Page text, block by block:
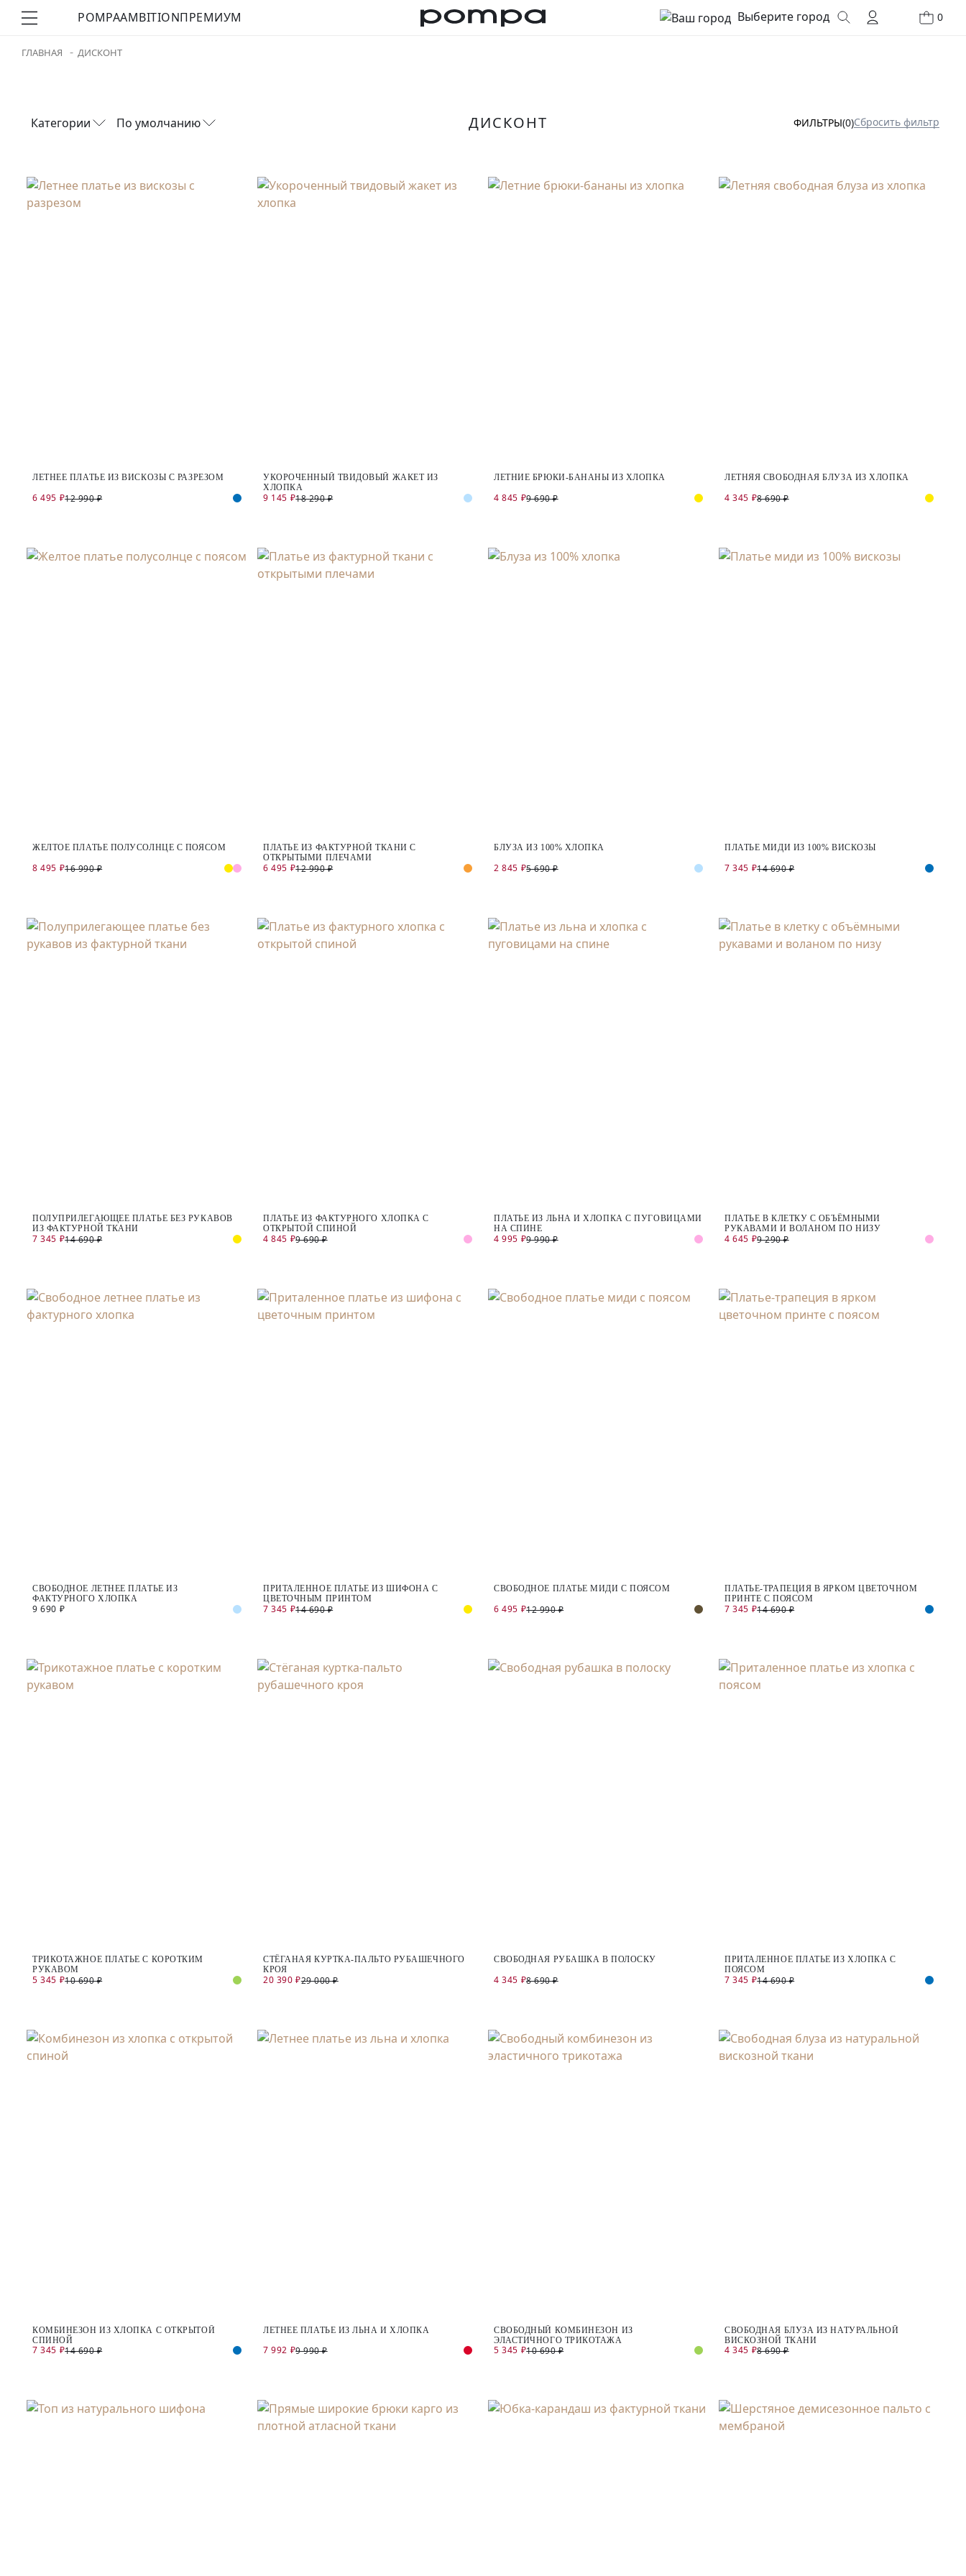
POMPAAMBITIONПРЕМИУМ Выберите город 0
ГЛАВНАЯ ДИСКОНТ
Категории По умолчанию ДИСКОНТ ФИЛЬТРЫ(0)Сбросить фильтр
ЛЕТНЕЕ ПЛАТЬЕ ИЗ ВИСКОЗЫ С РАЗРЕЗОМ
6 495 ₽12 990 ₽
УКОРОЧЕННЫЙ ТВИДОВЫЙ ЖАКЕТ ИЗ
ХЛОПКА
9 145 ₽18 290 ₽
ЛЕТНИЕ БРЮКИ-БАНАНЫ ИЗ ХЛОПКА
4 845 ₽9 690 ₽
ЛЕТНЯЯ СВОБОДНАЯ БЛУЗА ИЗ ХЛОПКА
4 345 ₽8 690 ₽
ЖЕЛТОЕ ПЛАТЬЕ ПОЛУСОЛНЦЕ С ПОЯСОМ
8 495 ₽16 990 ₽
ПЛАТЬЕ ИЗ ФАКТУРНОЙ ТКАНИ С
ОТКРЫТЫМИ ПЛЕЧАМИ
6 495 ₽12 990 ₽
БЛУЗА ИЗ 100% ХЛОПКА
2 845 ₽5 690 ₽
ПЛАТЬЕ МИДИ ИЗ 100% ВИСКОЗЫ
7 345 ₽14 690 ₽
ПОЛУПРИЛЕГАЮЩЕЕ ПЛАТЬЕ БЕЗ РУКАВОВ
ИЗ ФАКТУРНОЙ ТКАНИ
7 345 ₽14 690 ₽
ПЛАТЬЕ ИЗ ФАКТУРНОГО ХЛОПКА С
ОТКРЫТОЙ СПИНОЙ
4 845 ₽9 690 ₽
ПЛАТЬЕ ИЗ ЛЬНА И ХЛОПКА С ПУГОВИЦАМИ
НА СПИНЕ
4 995 ₽9 990 ₽
ПЛАТЬЕ В КЛЕТКУ С ОБЪЁМНЫМИ
РУКАВАМИ И ВОЛАНОМ ПО НИЗУ
4 645 ₽9 290 ₽
СВОБОДНОЕ ЛЕТНЕЕ ПЛАТЬЕ ИЗ
ФАКТУРНОГО ХЛОПКА
9 690 ₽
ПРИТАЛЕННОЕ ПЛАТЬЕ ИЗ ШИФОНА С
ЦВЕТОЧНЫМ ПРИНТОМ
7 345 ₽14 690 ₽
СВОБОДНОЕ ПЛАТЬЕ МИДИ С ПОЯСОМ
6 495 ₽12 990 ₽
ПЛАТЬЕ-ТРАПЕЦИЯ В ЯРКОМ ЦВЕТОЧНОМ
ПРИНТЕ С ПОЯСОМ
7 345 ₽14 690 ₽
ТРИКОТАЖНОЕ ПЛАТЬЕ С КОРОТКИМ
РУКАВОМ
5 345 ₽10 690 ₽
СТЁГАНАЯ КУРТКА-ПАЛЬТО РУБАШЕЧНОГО
КРОЯ
20 390 ₽29 000 ₽
СВОБОДНАЯ РУБАШКА В ПОЛОСКУ
4 345 ₽8 690 ₽
ПРИТАЛЕННОЕ ПЛАТЬЕ ИЗ ХЛОПКА С
ПОЯСОМ
7 345 ₽14 690 ₽
КОМБИНЕЗОН ИЗ ХЛОПКА С ОТКРЫТОЙ
СПИНОЙ
7 345 ₽14 690 ₽
ЛЕТНЕЕ ПЛАТЬЕ ИЗ ЛЬНА И ХЛОПКА
7 992 ₽9 990 ₽
СВОБОДНЫЙ КОМБИНЕЗОН ИЗ
ЭЛАСТИЧНОГО ТРИКОТАЖА
5 345 ₽10 690 ₽
СВОБОДНАЯ БЛУЗА ИЗ НАТУРАЛЬНОЙ
ВИСКОЗНОЙ ТКАНИ
4 345 ₽8 690 ₽